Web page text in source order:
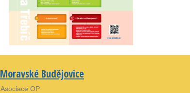
Budějovice
OP